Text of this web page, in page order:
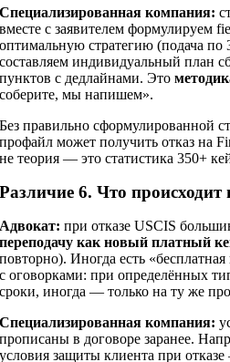
Специализированная компания:
вместе с заявителем формулируем
оптимальную стратегию (подача по
составляем индивидуальный план
пунктов с дедлайнами. Это
соберите, мы напишем».
Без правильно сформулированной
профайл может получить отказ на
не теория — это статистика 350+
Различие 6. Что происходит
Адвокат: при отказе USCIS
переподачу как новый платный
повторно). Иногда есть
с оговорками: при определённых
сроки, иногда — только на ту же
Специализированная компания:
прописаны в договоре заранее.
условия защиты клиента при